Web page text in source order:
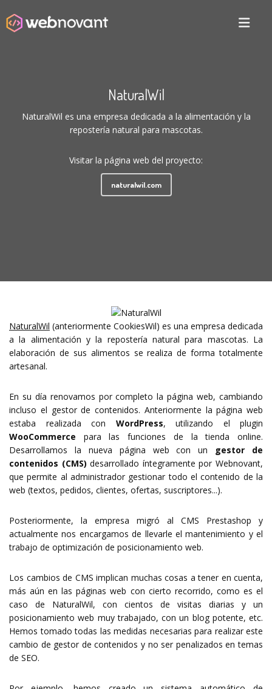
NaturalWil
NaturalWil es una empresa dedicada a la alimentación y la
repostería natural para mascotas.
Visitar la página web del proyecto:
naturalwil.com
NaturalWil (anteriormente CookiesWil) es una empresa dedicada
a la alimentación y la repostería natural para mascotas. La
elaboración de sus alimentos se realiza de forma totalmente
artesanal.
En su día renovamos por completo la página web, cambiando
incluso el gestor de contenidos. Anteriormente la página web
estaba realizada con WordPress, utilizando el plugin
WooCommerce para las funciones de la tienda online.
Desarrollamos la nueva página web con un gestor de
contenidos (CMS) desarrollado íntegramente por Webnovant,
que permite al administrador gestionar todo el contenido de la
web (textos, pedidos, clientes, ofertas, suscriptores...).
Posteriormente, la empresa migró al CMS Prestashop y
actualmente nos encargamos de llevarle el mantenimiento y el
trabajo de optimización de posicionamiento web.
Los cambios de CMS implican muchas cosas a tener en cuenta,
más aún en las páginas web con cierto recorrido, como es el
caso de NaturalWil, con cientos de visitas diarias y un
posicionamiento web muy trabajado, con un blog potente, etc.
Hemos tomado todas las medidas necesarias para realizar este
cambio de gestor de contenidos y no ser penalizados en temas
de SEO.